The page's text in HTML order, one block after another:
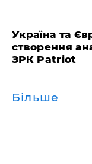
Україна та
створення
ЗРК Patriot
Більше